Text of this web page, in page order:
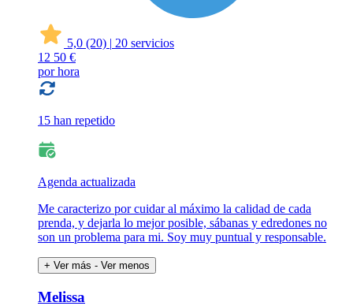
5,0 (20) | 20 servicios
12 50 €
por hora
15 han repetido
Agenda actualizada
Me caracterizo por cuidar al máximo la calidad de cada
prenda, y dejarla lo mejor posible, sábanas y edredones no
son un problema para mi. Soy muy puntual y responsable.
+ Ver más - Ver menos
Melissa